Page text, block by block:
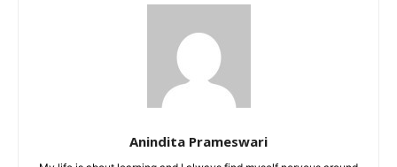
Anindita Prameswari